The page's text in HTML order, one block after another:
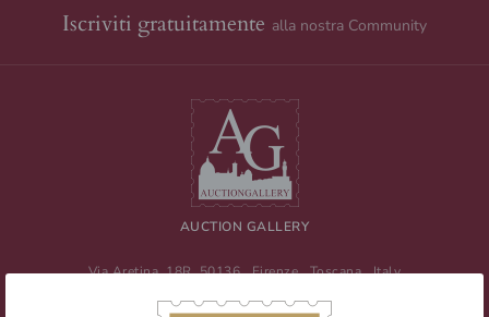
Iscriviti gratuitamente alla nostra Community
AUCTION GALLERY
Via Aretina, 18R 50136 Firenze,Toscana,Italy
E-mail:info@auctiongallery.it